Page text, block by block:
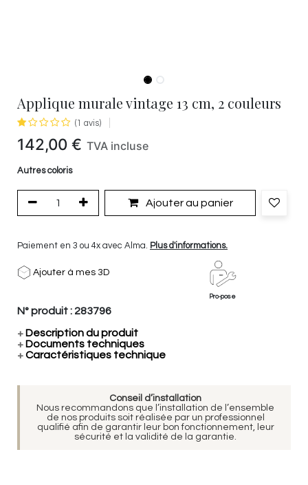
Applique murale vintage 13 cm, 2 couleurs
(1 avis)
142,00 € TVA incluse
Autres coloris
Ajouter au panier
Paiement en 3 ou 4x avec Alma. Plus d'informations.
Ajouter à mes 3D
Pro-pose
N° produit : 283796
+ Description du produit
+ Documents techniques
+Caractéristiques technique
Conseil d’installation
Nous recommandons que l’installation de l’ensemble
de nos produits soit réalisée par un professionnel
qualifié afin de garantir leur bon fonctionnement, leur
sécurité et la validité de la garantie.